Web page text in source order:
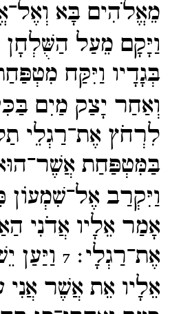
מֵאֱלֹהִים בָּא
וַיָּקָם מֵעַל הַשֻּׁלְחָן
בְּגָדָיו וַיִּקַּח
וְאַחַר יָצַק מַיִם
לִרְחֹץ אֶת־​רַגְלֵי
בַּמִּטְפַּחַת
וַיִּקְרַב אֶל־​שִׁמְעוֹן
אָמַר אֵלָיו אֲדֹנִי
אֶת־​רַגְלָי׃7 וַיַּעַן
אֵלָיו אֵת אֲשֶׁר אֲנִי